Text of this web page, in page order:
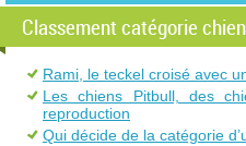
Classement catégorie
Rami, le teckel croisé avec
Les chiens Pitbull, des
reproduction
Qui décide de la catégorie